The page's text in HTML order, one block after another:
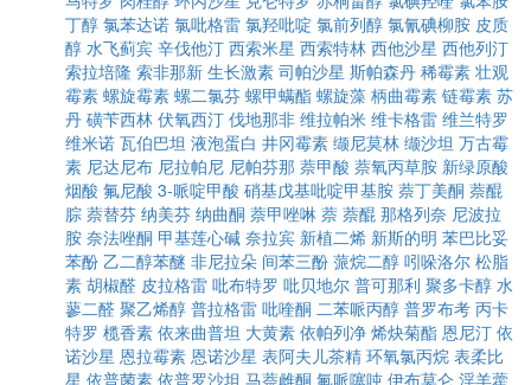
丁醇 氯苯达诺 氯吡格雷 氯羟吡啶 氯前列醇 氯氰碘柳胺 皮质
醇 水飞蓟宾 辛伐他汀 西索米星 西索特林 西他沙星 西他列汀
索拉培隆 索非那新 生长激素 司帕沙星 斯帕森丹 稀霉素 壮观
霉素 螺旋霉素 螺二氯芬 螺甲螨酯 螺旋藻 柄曲霉素 链霉素 苏
丹 磺苄西林 伏氧西汀 伐地那非 维拉帕米 维卡格雷 维兰特罗
维米诺 瓦伯巴坦 液泡蛋白 井冈霉素 缬尼莫林 缬沙坦 万古霉
素 尼达尼布 尼拉帕尼 尼帕芬那 萘甲酸 萘氧丙草胺 新绿原酸
烟酸 氟尼酸 3-哌啶甲酸 硝基戊基吡啶甲基胺 萘丁美酮 萘醌
腙 萘替芬 纳美芬 纳曲酮 萘甲唑啉 萘 萘醌 那格列奈 尼波拉
胺 奈法唑酮 甲基莲心碱 奈拉宾 新植二烯 新斯的明 苯巴比妥
苯酚 乙二醇苯醚 非尼拉朵 间苯三酚 蒎烷二醇 吲哚洛尔 松脂
素 胡椒醛 皮拉格雷 吡布特罗 吡贝地尔 普可那利 聚多卡醇 水
蓼二醛 聚乙烯醇 普拉格雷 吡喹酮 二苯哌丙醇 普罗布考 丙卡
特罗 榄香素 依来曲普坦 大黄素 依帕列净 烯炔菊酯 恩尼汀 依
诺沙星 恩拉霉素 恩诺沙星 表阿夫儿茶精 环氧氯丙烷 表柔比
星 依普菌素 依普罗沙坦 马萘雌酮 氟哌噻吨 伊布莫仑 淫羊藿